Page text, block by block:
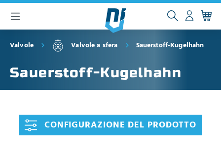
principale
Valvole Valvole a sfera Sauerstoff-Kugelhahn
Sauerstoff-Kugelhahn
CONFIGURAZIONE DEL PRODOTTO